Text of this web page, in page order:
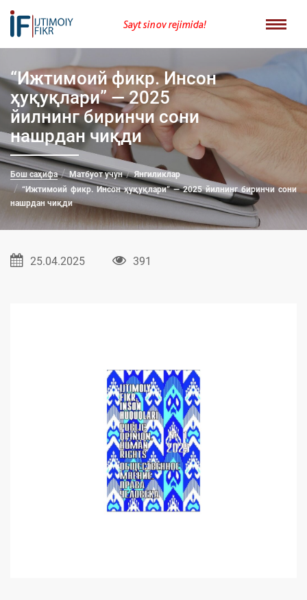
Sayt sinov rejimida!
“Ижтимоий фикр. Инсон
ҳуқуқлари” — 2025
йилнинг биринчи сони
нашрдан чиқди
Бош саҳифа Матбуот учун
Янгиликлар
“Ижтимоий фикр. Инсон ҳуқуқлари” — 2025 йилнинг биринчи сони
нашрдан чиқди
25.04.2025 391